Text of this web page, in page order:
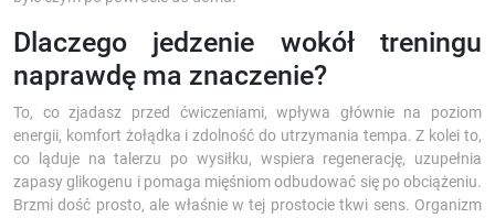
Dlaczego jedzenie wokół treningu
naprawdę ma znaczenie?
To, co zjadasz przed ćwiczeniami, wpływa głównie na poziom
energii, komfort żołądka i zdolność do utrzymania tempa. Z kolei to,
co ląduje na talerzu po wysiłku, wspiera regenerację, uzupełnia
zapasy glikogenu i pomaga mięśniom odbudować się po obciążeniu.
Brzmi dość prosto, ale właśnie w tej prostocie tkwi sens. Organizm